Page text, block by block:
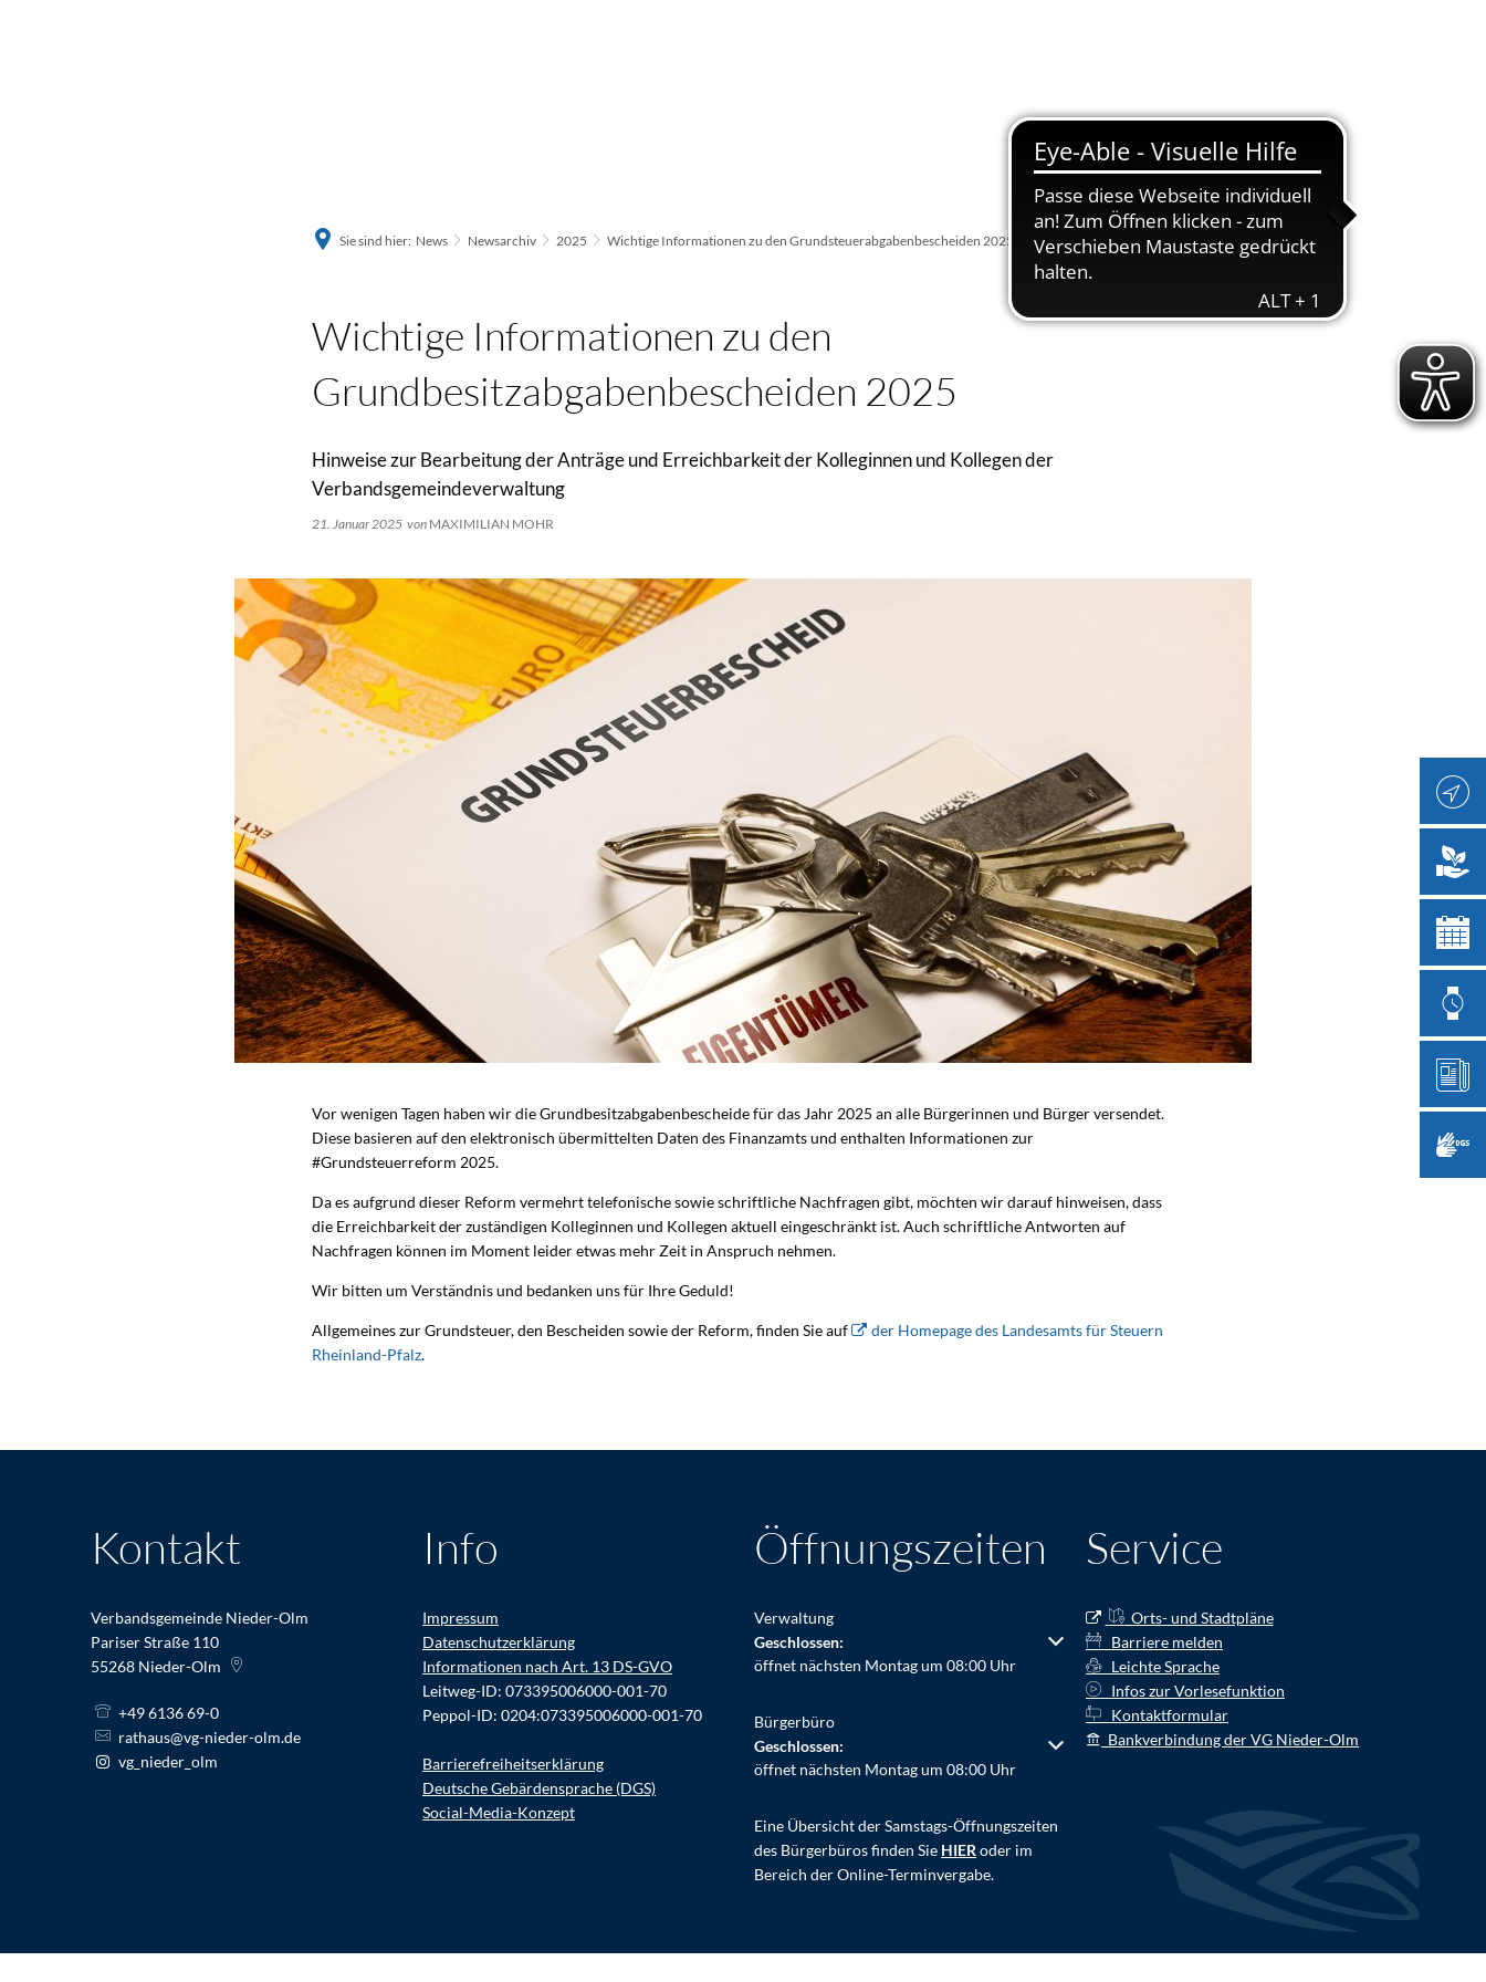
Sie sind hier: News Newsarchiv 2025 Wichtige Informationen zu den Grundsteuerabgabenbescheiden 2025
Wichtige Informationen zu den
Grundbesitzabgabenbescheiden 2025
Hinweise zur Bearbeitung der Anträge und Erreichbarkeit der Kolleginnen und Kollegen der
Verbandsgemeindeverwaltung
21. Januar 2025 von MAXIMILIAN MOHR
Vor wenigen Tagen haben wir die Grundbesitzabgabenbescheide für das Jahr 2025 an alle Bürgerinnen und Bürger versendet.
Diese basieren auf den elektronisch übermittelten Daten des Finanzamts und enthalten Informationen zur
#Grundsteuerreform 2025.
Da es aufgrund dieser Reform vermehrt telefonische sowie schriftliche Nachfragen gibt, möchten wir darauf hinweisen, dass
die Erreichbarkeit der zuständigen Kolleginnen und Kollegen aktuell eingeschränkt ist. Auch schriftliche Antworten auf
Nachfragen können im Moment leider etwas mehr Zeit in Anspruch nehmen.
Wir bitten um Verständnis und bedanken uns für Ihre Geduld!
Allgemeines zur Grundsteuer, den Bescheiden sowie der Reform, finden Sie auf
der Homepage des Landesamts für Steuern
Rheinland-Pfalz.
Kontakt
Verbandsgemeinde Nieder-Olm
Pariser Straße 110
55268 Nieder-Olm
+49 6136 69-0
rathaus@vg-nieder-olm.de
vg_nieder_olm
Info
Impressum
Datenschutzerklärung
Informationen nach Art. 13 DS-GVO
Leitweg-ID: 073395006000-001-70
Peppol-ID: 0204:073395006000-001-70
Barrierefreiheitserklärung
Deutsche Gebärdensprache (DGS)
Social-Media-Konzept
Öffnungszeiten
Verwaltung
Klicken, um weitere Öffnungs- oder Schließzeiten auszublenden
Geschlossen:
öffnet nächsten Montag um 08:00 Uhr
Bürgerbüro
Klicken, um weitere Öffnungs- oder Schließzeiten auszublenden
Geschlossen:
öffnet nächsten Montag um 08:00 Uhr
Eine Übersicht der Samstags-Öffnungszeiten
des Bürgerbüros finden Sie HIER oder im
Bereich der Online-Terminvergabe.
Service
Orts- und Stadtpläne
Barriere melden
Leichte Sprache
Infos zur Vorlesefunktion
Kontaktformular
Bankverbindung der VG Nieder-Olm